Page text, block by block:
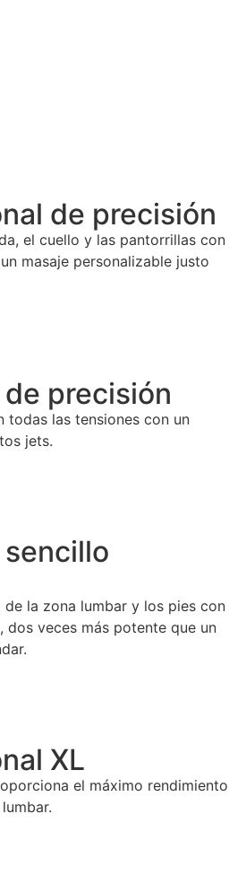
de precisión
el cuello y las pantorrillas con
masaje personalizable justo
precisión
todas las tensiones con un
jets.
la zona lumbar y los pies con
veces más potente que un
XL
el máximo rendimiento